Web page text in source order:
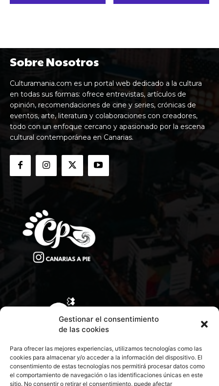
Gestionar el consentimiento
de las cookies
Para ofrecer las mejores experiencias, utilizamos tecnologías como las
cookies para almacenar y/o acceder a la información del dispositivo. El
consentimiento de estas tecnologías nos permitirá procesar datos como
el comportamiento de navegación o las identificaciones únicas en este
sitio. No consentir o retirar el consentimiento, puede afectar
Sobre Nosotros
Culturamania.com es un portal web dedicado a la cultura
en todas sus formas: ofrece entrevistas, artículos de
opinión, recomendaciones de cine y series, crónicas de
eventos, arte, literatura y colaboraciones con creadores,
todo con un enfoque cercano y apasionado por la escena
cultural contemporánea en Canarias.